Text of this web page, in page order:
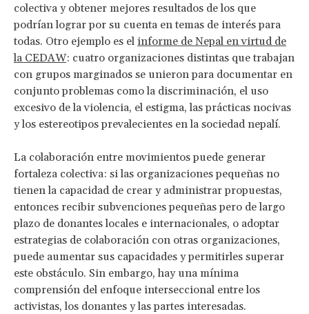
colectiva y obtener mejores resultados de los que
podrían lograr por su cuenta en temas de interés para
todas. Otro ejemplo es el informe de Nepal en virtud de
la CEDAW: cuatro organizaciones distintas que trabajan
con grupos marginados se unieron para documentar en
conjunto problemas como la discriminación, el uso
excesivo de la violencia, el estigma, las prácticas nocivas
y los estereotipos prevalecientes en la sociedad nepalí.
La colaboración entre movimientos puede generar
fortaleza colectiva: si las organizaciones pequeñas no
tienen la capacidad de crear y administrar propuestas,
entonces recibir subvenciones pequeñas pero de largo
plazo de donantes locales e internacionales, o adoptar
estrategias de colaboración con otras organizaciones,
puede aumentar sus capacidades y permitirles superar
este obstáculo. Sin embargo, hay una mínima
comprensión del enfoque interseccional entre los
activistas, los donantes y las partes interesadas.